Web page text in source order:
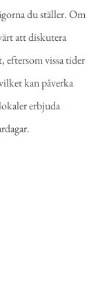
du ställer. Om
att diskutera
eftersom vissa tider
kan påverka
erbjuda